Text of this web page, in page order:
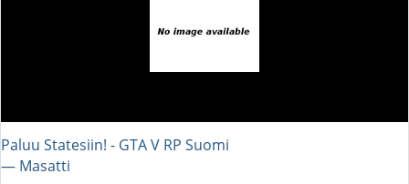
Paluu Statesiin! - GTA V RP Suomi
― Masatti